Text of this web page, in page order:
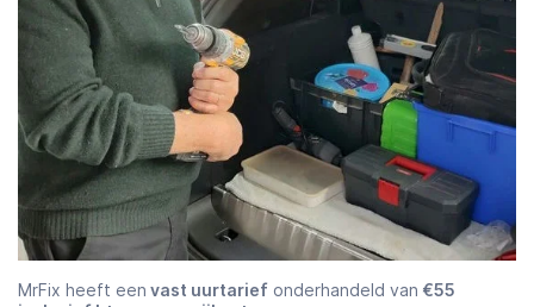
MrFix heeft een vast uurtarief onderhandeld van €55